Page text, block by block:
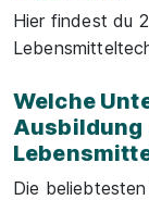
Hier findest du
Welche
Ausbildung
Die